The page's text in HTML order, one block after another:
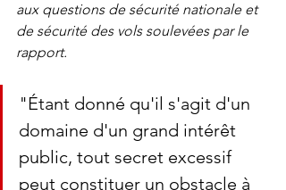
aux questions de sécurité nationale et
de sécurité des vols soulevées par le
rapport.
"Étant donné qu'il s'agit d'un
domaine d'un grand intérêt
public, tout secret excessif
peut constituer un obstacle à